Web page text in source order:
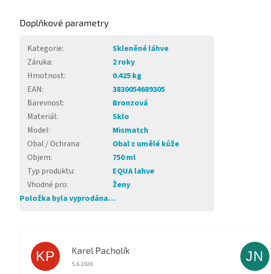
Doplňkové parametry
Kategorie:
Skleněné láhve
Záruka:
2 roky
Hmotnost:
0.425 kg
EAN:
3830054689305
Barevnost:
Bronzová
Materiál:
Sklo
Model:
Mismatch
Obal / Ochrana:
Obal z umělé kůže
Objem:
750 ml
Typ produktu:
EQUA lahve
Vhodné pro:
Ženy
Položka byla vyprodána…
KP Karel Pacholík
Hodnocení obchodu je 4 z 5 hvězdiček.
5.6.2026
JN